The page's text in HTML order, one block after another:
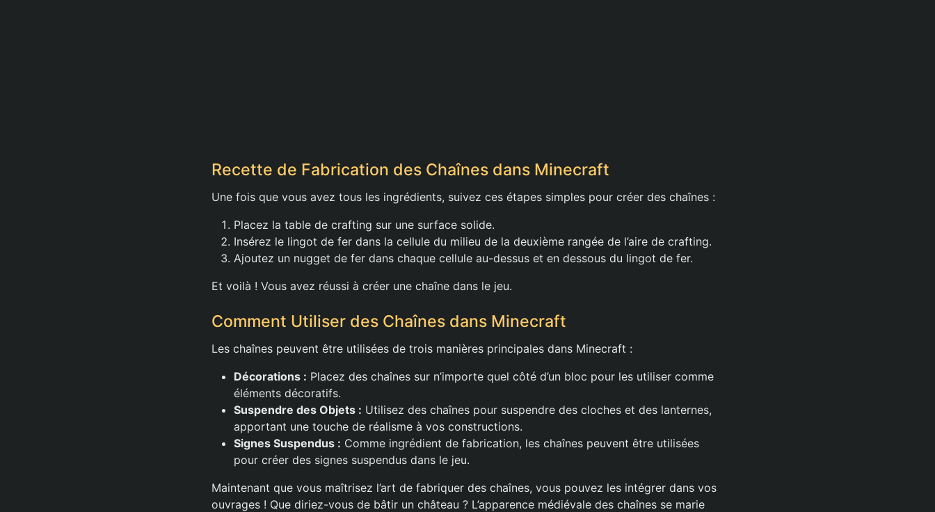
Recette de Fabrication des Chaînes dans Minecraft
Une fois que vous avez tous les ingrédients, suivez ces étapes simples pour créer des chaînes :
Placez la table de crafting sur une surface solide.
Insérez le lingot de fer dans la cellule du milieu de la deuxième rangée de l’aire de crafting.
Ajoutez un nugget de fer dans chaque cellule au-dessus et en dessous du lingot de fer.
Et voilà ! Vous avez réussi à créer une chaîne dans le jeu.
Comment Utiliser des Chaînes dans Minecraft
Les chaînes peuvent être utilisées de trois manières principales dans Minecraft :
Décorations : Placez des chaînes sur n’importe quel côté d’un bloc pour les utiliser comme
éléments décoratifs.
Suspendre des Objets : Utilisez des chaînes pour suspendre des cloches et des lanternes,
apportant une touche de réalisme à vos constructions.
Signes Suspendus : Comme ingrédient de fabrication, les chaînes peuvent être utilisées
pour créer des signes suspendus dans le jeu.
Maintenant que vous maîtrisez l’art de fabriquer des chaînes, vous pouvez les intégrer dans vos
ouvrages ! Que diriez-vous de bâtir un château ? L’apparence médiévale des chaînes se marie